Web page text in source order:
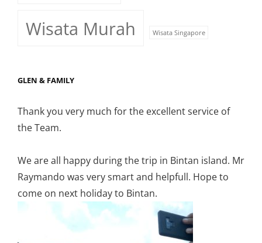
Wisata Murah Wisata Singapore
GLEN & FAMILY
Thank you very much for the excellent service of
the Team.
We are all happy during the trip in Bintan island. Mr
Raymando was very smart and helpfull. Hope to
come on next holiday to Bintan.